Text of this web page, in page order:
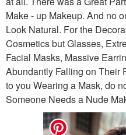
Make - up Makeup. And no
Look Natural. For the
Cosmetics but Glasses,
Facial Masks, Massive
Abundantly Falling on Their
to you Wearing a Mask, do
Someone Needs a Nude